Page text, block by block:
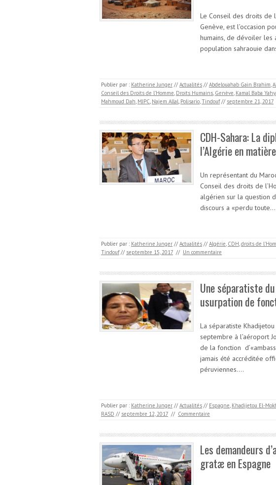
Le Conseil des droits de
Genève, est l’occasion
humains, de dévoiler les
population sahraouie
Publier par : Katherine Junger // Actualités // Abdelouahab Gain Brahim,
Conseil des Droits de l’Homme, Droits Humains, Genève, Kamal Baba
Mahmoud Dah, MJPC, Najem Allal, Polisario,Tindouf // septembre 21, 2017
CDH-Sahara: La
l’Algérie en
Un représentant du
Conseil des droits de
algérien sur la question
discours a «perdu toute…
Publier par : Katherine Junger // Actualités // Algérie, CDH,droits de
Tindouf // septembre 15, 2017 // Un commentaire
Une séparatiste
usurpation de
La séparatiste
septembre à l’aéroport
de la fonction
jamais été accréditée
péruviennes.…
Publier par : Katherine Junger // Actualités // Espagne, Khadijetou El-
RASD // septembre 12, 2017 // Commentaire
Les demandeurs
gratæ en Espagne